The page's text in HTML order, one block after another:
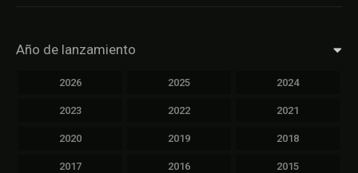
Año de lanzamiento
2026 2025 2024
2023 2022 2021
2020 2019 2018
2017 2016 2015